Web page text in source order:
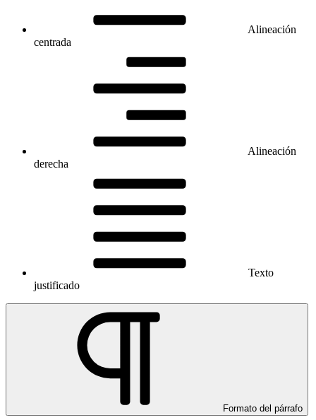
Alineación
centrada
Alineación
derecha
Texto
justificado
Formato del párrafo